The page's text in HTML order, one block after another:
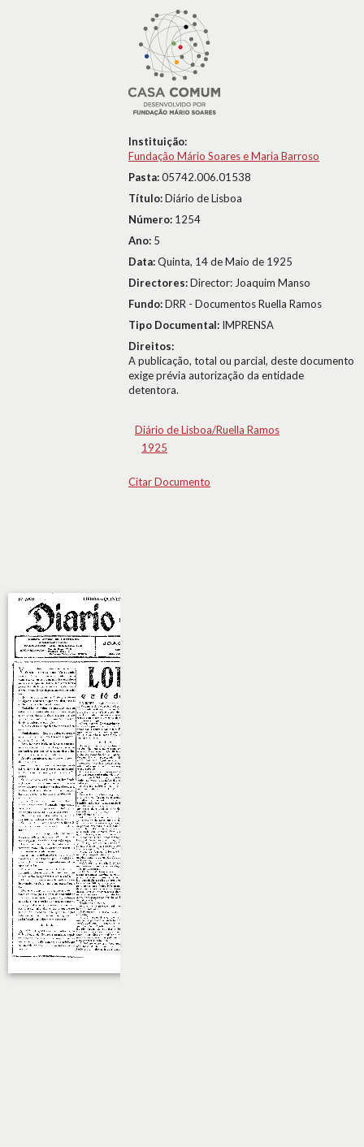
Instituição:
Fundação Mário Soares e Maria Barroso
Pasta:05742.006.01538
Título:Diário de Lisboa
Número: 1254
Ano: 5
Data:Quinta, 14 de Maio de 1925
Directores:Director: Joaquim Manso
Fundo:DRR - Documentos Ruella Ramos
Tipo Documental: IMPRENSA
Direitos:
A publicação, total ou parcial, deste documento
exige prévia autorização da entidade
detentora.
Diário de Lisboa/Ruella Ramos
1925
Citar Documento